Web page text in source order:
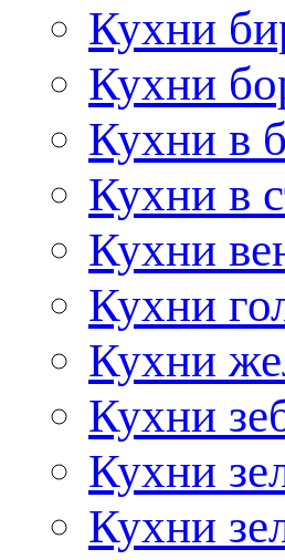
Кухни
Кухни
Кухни в
Кухни в
Кухни
Кухни
Кухни
Кухни
Кухни
Кухни